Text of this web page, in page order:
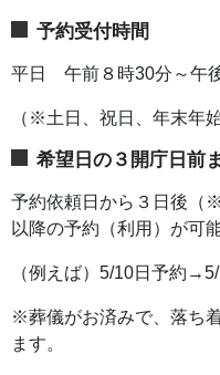
予約受付時間
平日 午前８時30分～午
（※土日、祝日、年末年
希望日の３開庁日前
予約依頼日から３日後（
以降の予約（利用）が可能
（例えば）5/10日予約
※葬儀がお済みで、落ち
ます。